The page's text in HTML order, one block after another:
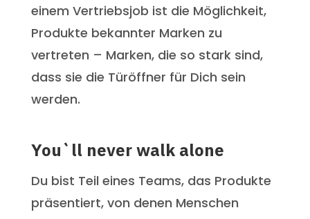
einem Vertriebsjob ist die Möglichkeit,
Produkte bekannter Marken zu
vertreten – Marken, die so stark sind,
dass sie die Türöffner für Dich sein
werden.
You`ll never walk alone
Du bist Teil eines Teams, das Produkte
präsentiert, von denen Menschen